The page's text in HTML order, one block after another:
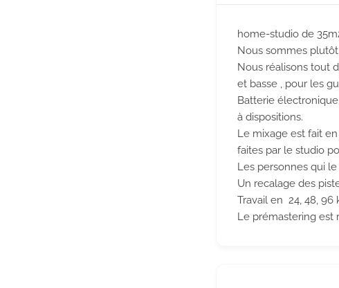
home-studio de
​Nous sommes
Nous réalisons tout
et basse , pour les
Batterie
à dispositions.
Le mixage est fait
faites par le studio
Les personnes qui
Un recalage des
Travail en 24, 48, 96
Le prémastering est